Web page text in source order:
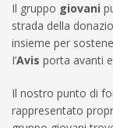
Il gruppo giovani
strada della
insieme per
I’Avis porta avanti
Il nostro punto di
rappresentato